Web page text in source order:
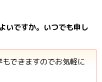
いですか。いつでも申し
できますのでお気軽に